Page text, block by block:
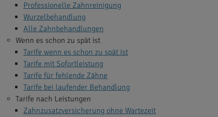
Professionelle Zahnreinigung
Wurzelbehandlung
Alle Zahnbehandlungen
Wenn es schon zu spät ist
Tarife wenn es schon zu spät ist
Tarife mit Sofortleistung
Tarife für fehlende Zähne
Tarife bei laufender Behandlung
Tarife nach Leistungen
Zahnzusatzversicherung ohne Wartezeit